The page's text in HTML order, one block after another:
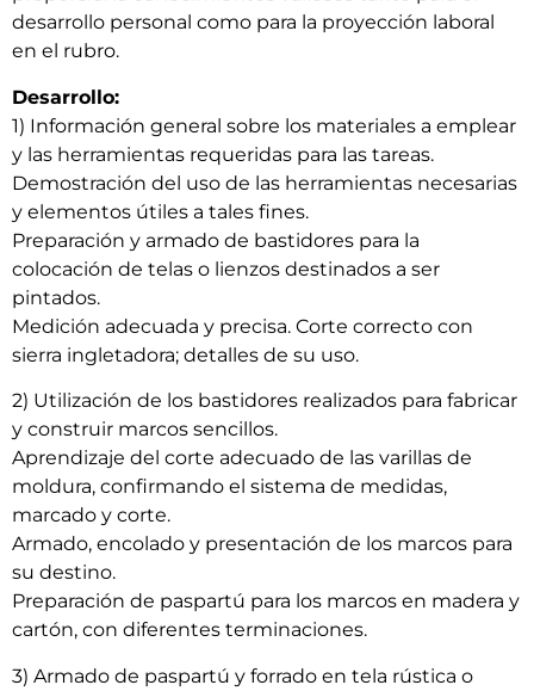
desarrollo personal como para la proyección laboral
en el rubro.
Desarrollo:
1) Información general sobre los materiales a emplear
y las herramientas requeridas para las tareas.
Demostración del uso de las herramientas necesarias
y elementos útiles a tales fines.
Preparación y armado de bastidores para la
colocación de telas o lienzos destinados a ser
pintados.
Medición adecuada y precisa. Corte correcto con
sierra ingletadora; detalles de su uso.
2) Utilización de los bastidores realizados para fabricar
y construir marcos sencillos.
Aprendizaje del corte adecuado de las varillas de
moldura, confirmando el sistema de medidas,
marcado y corte.
Armado, encolado y presentación de los marcos para
su destino.
Preparación de paspartú para los marcos en madera y
cartón, con diferentes terminaciones.
3) Armado de paspartú y forrado en tela rústica o